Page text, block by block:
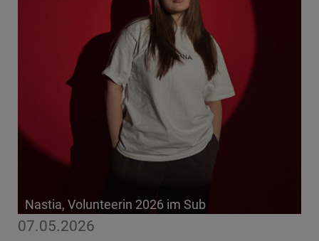
07.05.2026
Nastia, Volunteerin 2026 im Sub